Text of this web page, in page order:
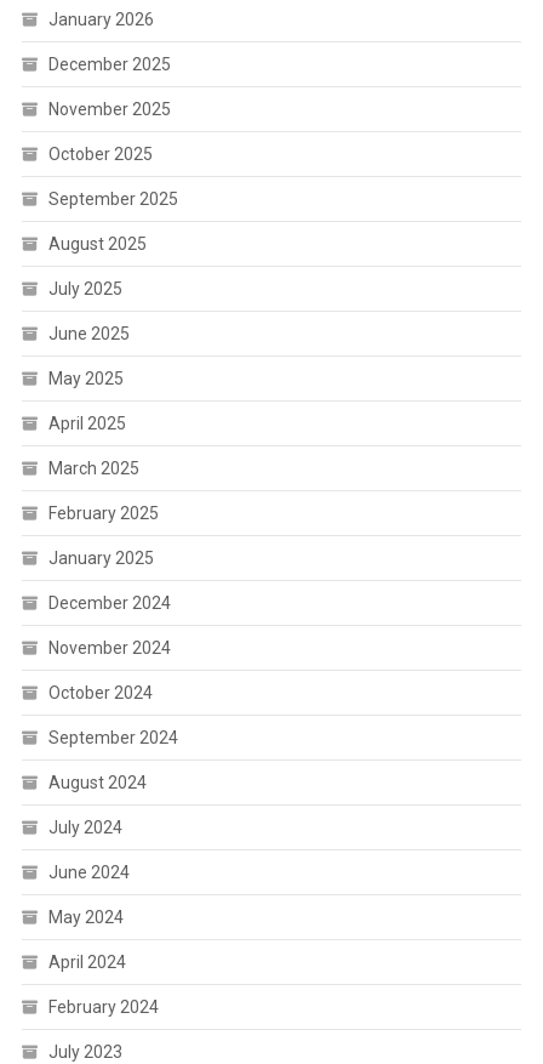
January 2026
December 2025
November 2025
October 2025
September 2025
August 2025
July 2025
June 2025
May 2025
April 2025
March 2025
February 2025
January 2025
December 2024
November 2024
October 2024
September 2024
August 2024
July 2024
June 2024
May 2024
April 2024
February 2024
July 2023